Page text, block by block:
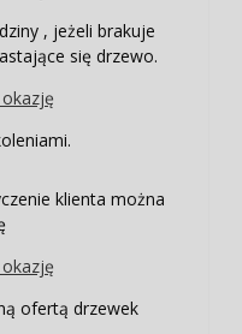
, jeżeli brakuje
się drzewo.
klienta można
ofertą drzewek